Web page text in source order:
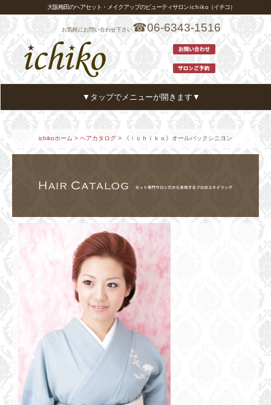
大阪梅田のヘアセット・メイクアップのビューティサロン i c h i k o（イチコ）
お気軽にお問い合わせ下さい☎06-6343-1516
▼タップでメニューが開きます▼
HAIR CATALOG
アクセス
ACCESS
お客様の声
VOICE
ichikoホーム > ヘアカタログ > 《ｉｃｈｉｋｏ》オールバックシニヨン